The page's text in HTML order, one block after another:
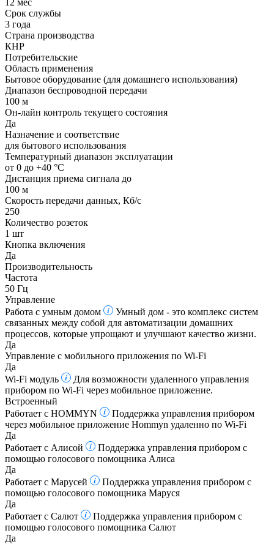
Срок службы
3 года
Страна производства
КНР
Потребительские
Область применения
Бытовое оборудование (для домашнего использования)
Диапазон беспроводной передачи
100 м
Он-лайн контроль текущего состояния
Да
Назначение и соответствие
для бытового использования
Температурный диапазон эксплуатации
от 0 до +40 °С
Дистанция приема сигнала до
100 м
Скорость передачи данных, Кб/c
250
Количество розеток
1 шт
Кнопка включения
Да
Производительность
Частота
50 Гц
Управление
Работа с умным домом
Умный дом - это комплекс систем
связанных между собой для автоматизации домашних
процессов, которые упрощают и улучшают качество жизни.
Да
Управление c мобильного приложения по Wi-Fi
Да
Wi-Fi модуль
Для возможности удаленного управления
прибором по Wi-Fi через мобильное приложение.
Встроенный
Работает с HOMMYN
Поддержка управления прибором
через мобильное приложение Hommyn удаленно по Wi-Fi
Да
Работает с Алисой
Поддержка управления прибором с
помощью голосового помощника Алиса
Да
Работает с Марусей
Поддержка управления прибором с
помощью голосового помощника Маруся
Да
Работает с Салют
Поддержка управления прибором с
помощью голосового помощника Салют
Да